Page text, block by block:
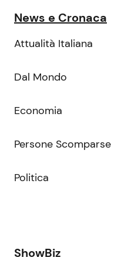
News e Cronaca
Attualità Italiana
Dal Mondo
Economia
Persone Scomparse
Politica
ShowBiz